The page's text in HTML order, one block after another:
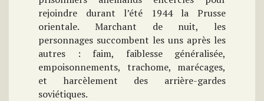
rejoindre durant l’été 1944 la Prusse
orientale. Marchant de nuit, les
personnages succombent les uns après les
autres : faim, faiblesse généralisée,
empoisonnements, trachome, marécages,
et harcèlement des arrière-gardes
soviétiques.